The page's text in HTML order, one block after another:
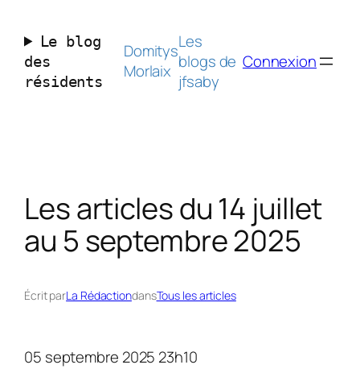
contenuLe blog
des
résidents
Domitys
Morlaix
Les
blogs de
jfsaby
Connexion
Les articles du 14 juillet
au 5 septembre 2025
Écrit parLa RédactiondansTous les articles
05 septembre 2025 23h10